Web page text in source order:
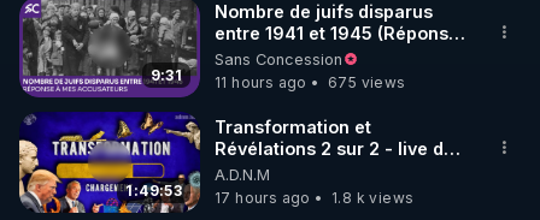
9:31
Nombre de juifs disparus
entre 1941 et 1945 (Réponse
à mes accusateurs)
Sans Concession
11 hours ago
675 views
1:49:53
Transformation et
Révélations 2 sur 2 - live du
07/08/26
A.D.N.M
17 hours ago
1.8 k views